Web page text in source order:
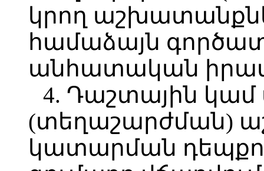
կրող
համաձայն
անհատական
4. Դաշտային
(տեղաշարժման)
կատարման